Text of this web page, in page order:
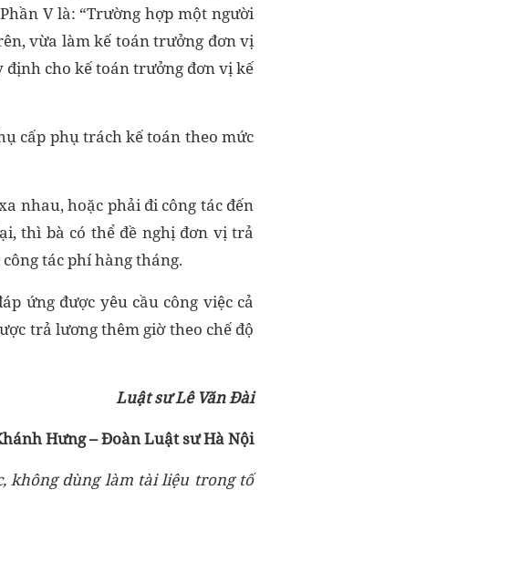
V là: “Trường hợp một người
vừa làm kế toán trưởng đơn vị
định cho kế toán trưởng đơn vị kế
cấp phụ trách kế toán theo mức
nhau, hoặc phải đi công tác đến
thì bà có thể đề nghị đơn vị trả
tác phí hàng tháng.
ứng được yêu cầu công việc cả
trả lương thêm giờ theo chế độ
Luật sư Lê Văn Đài
Hưng – Đoàn Luật sư Hà Nội
không dùng làm tài liệu trong tố